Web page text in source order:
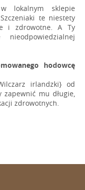
lokalnym sklepie
te niestety
i zdrowotne. A Ty
hodowcę
irlandzki} od
zapewnić mu długie,
zdrowotnych.